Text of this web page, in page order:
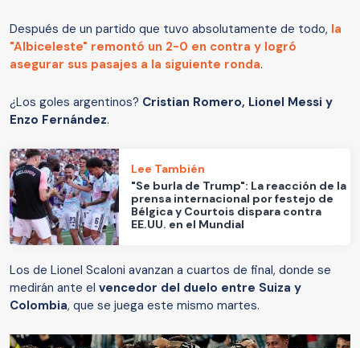
Después de un partido que tuvo absolutamente de todo, la
"Albiceleste" remontó un 2-0 en contra y logró
asegurar sus pasajes a la siguiente ronda.
¿Los goles argentinos? Cristian Romero, Lionel Messi y
Enzo Fernández.
Lee También
"Se burla de Trump": La reacción de la
prensa internacional por festejo de
Bélgica y Courtois dispara contra
EE.UU. en el Mundial
Los de Lionel Scaloni avanzan a cuartos de final, donde se
medirán ante el vencedor del duelo entre Suiza y
Colombia, que se juega este mismo martes.